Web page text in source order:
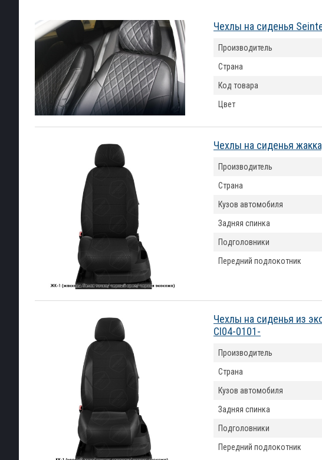
Чехлы на сиденья
Производитель
Страна
Код товара
Цвет
Чехлы на сиденья
Производитель
Страна
Кузов автомобиля
Задняя спинка
Подголовники
Передний подлокотник
Чехлы на сиденья из
CI04-0101-
Производитель
Страна
Кузов автомобиля
Задняя спинка
Подголовники
Передний подлокотник